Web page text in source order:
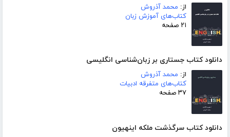
از: محمد آذروش
کتاب‌های آموزش زبان
۲۱ صفحه
دانلود کتاب جستاری بر زبان‌شناسی انگلیسی
از: محمد آذروش
کتاب‌های متفرقه ادبیات
۳۷ صفحه
دانلود کتاب سرگذشت ملکه اینهیون